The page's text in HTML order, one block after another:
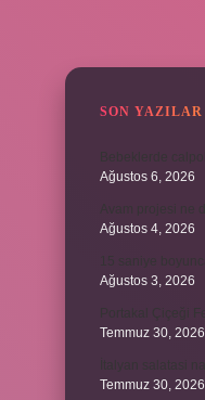
SON YAZILAR
Ağustos 6, 2026
Ağustos 4, 2026
Ağustos 3, 2026
Temmuz 30, 2026
Temmuz 30, 2026